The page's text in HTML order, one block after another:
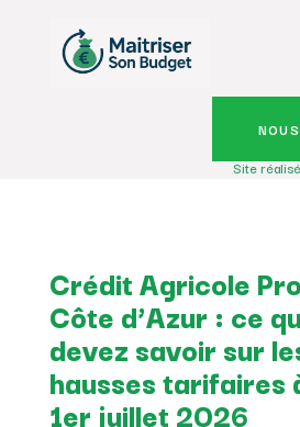
Site
Crédit Agricole
Côte d’Azur : ce
devez savoir sur
hausses tarifaires
1er juillet 2026